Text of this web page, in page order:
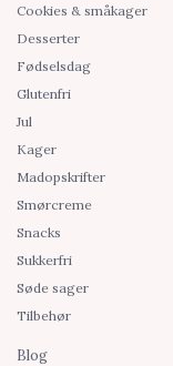
Cookies & småkager
Desserter
Fødselsdag
Glutenfri
Jul
Kager
Madopskrifter
Smørcreme
Snacks
Sukkerfri
Søde sager
Tilbehør
Blog